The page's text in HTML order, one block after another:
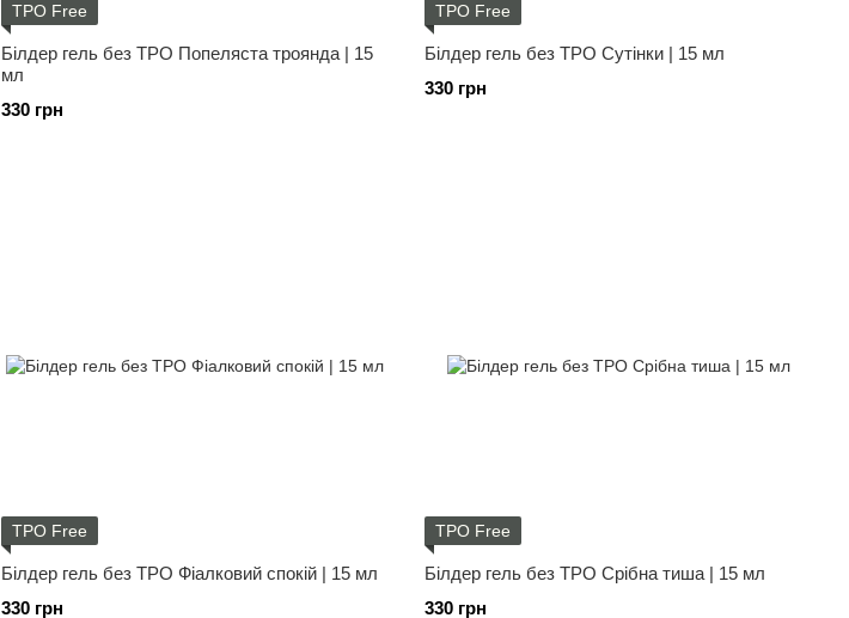
TPO Free
Білдер гель без ТРО Попеляста троянда | 15
мл
330 грн
TPO Free
Білдер гель без ТРО Сутінки | 15 мл
330 грн
TPO Free
Білдер гель без ТРО Фіалковий спокій | 15 мл
330 грн
TPO Free
Білдер гель без ТРО Срібна тиша | 15 мл
330 грн